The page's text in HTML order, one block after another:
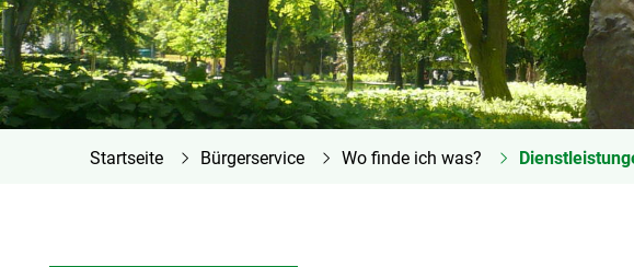
Startseite Bürgerservice Wo finde ich was?